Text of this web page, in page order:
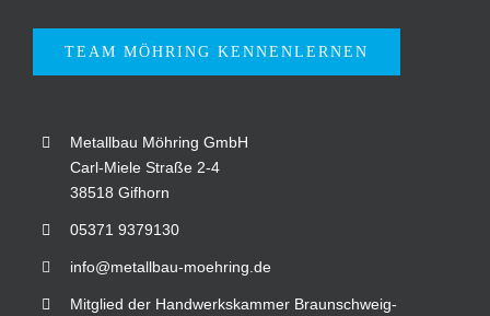
TEAM MÖHRING KENNENLERNEN
Metallbau Möhring GmbH
Carl-Miele Straße 2-4
38518 Gifhorn
05371 9379130
info@metallbau-moehring.de
Mitglied der Handwerkskammer Braunschweig-